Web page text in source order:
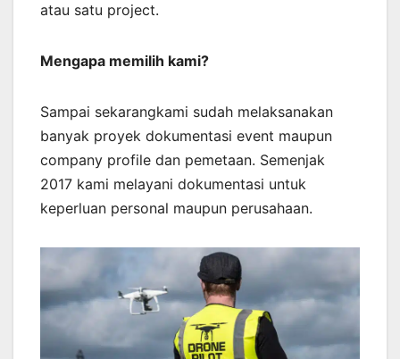
atau satu project.
Mengapa memilih kami?
Sampai sekarangkami sudah melaksanakan
banyak proyek dokumentasi event maupun
company profile dan pemetaan. Semenjak
2017 kami melayani dokumentasi untuk
keperluan personal maupun perusahaan.